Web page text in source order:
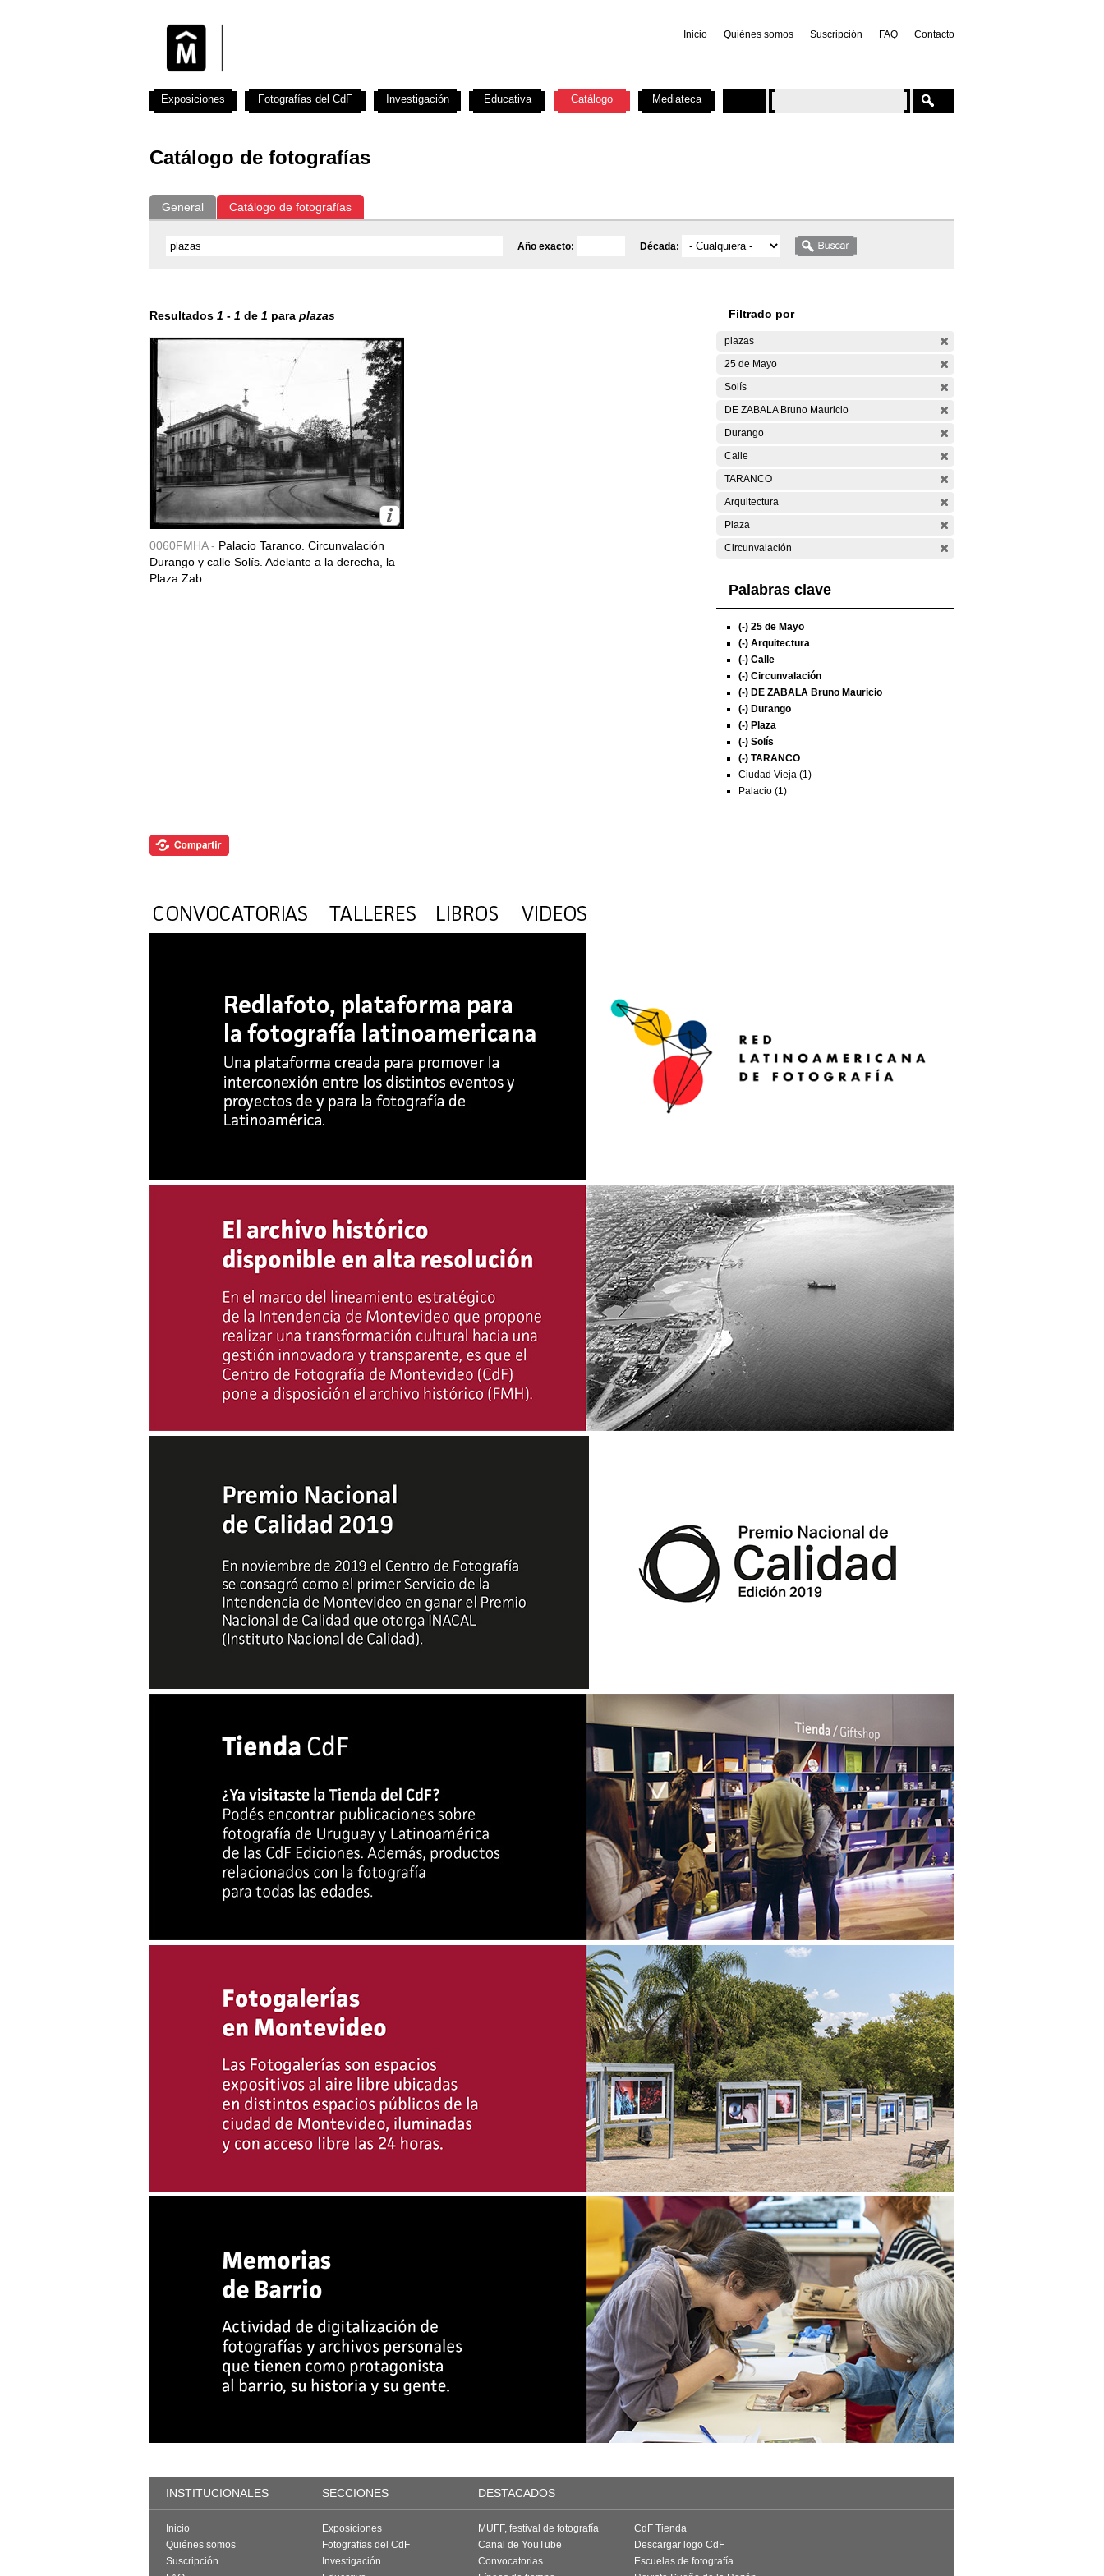
Inicio Quiénes somos Suscripción FAQ Contacto
Catálogo de fotografías
General Catálogo de fotografías
Año exacto: Década:
Resultados 1 - 1 de 1 para plazas
0060FMHA - Palacio Taranco. Circunvalación
Durango y calle Solís. Adelante a la derecha, la
Plaza Zab...
Filtrado por
plazas
25 de Mayo
Solís
DE ZABALA Bruno Mauricio
Durango
Calle
TARANCO
Arquitectura
Plaza
Circunvalación
Palabras clave
(-) 25 de Mayo
(-) Arquitectura
(-) Calle
(-) Circunvalación
(-) DE ZABALA Bruno Mauricio
(-) Durango
(-) Plaza
(-) Solís
(-) TARANCO
Ciudad Vieja (1)
Palacio (1)
Exposiciones Fotografías del CdF Investigación Educativa Catálogo Mediateca
INSTITUCIONALES SECCIONES DESTACADOS
Inicio
Quiénes somos
Suscripción
Exposiciones
Fotografías del CdF
Investigación
MUFF, festival de fotografía
Canal de YouTube
Convocatorias
CdF Tienda
Descargar logo CdF
Escuelas de fotografía